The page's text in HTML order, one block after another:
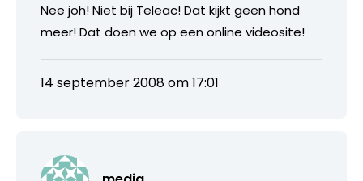
Nee joh! Niet bij Teleac! Dat kijkt geen hond
meer! Dat doen we op een online videosite!
14 september 2008 om 17:01